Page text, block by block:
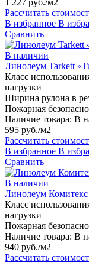
1 227 руб./м2
Рассчитать
В избранное В
Сравнить
В наличии
Линолеум Tarkett
Класс
нагрузки
Ширина рулона в
Пожарная
Наличие товара: В
595 руб./м2
Рассчитать
В избранное В
Сравнить
В наличии
Линолеум
Класс
нагрузки
Пожарная
Наличие товара: В
940 руб./м2
Рассчитать